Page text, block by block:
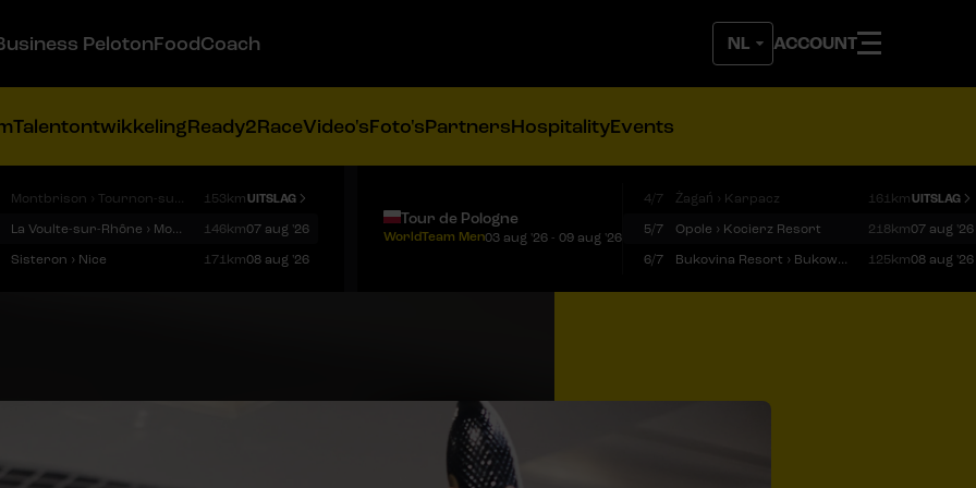
ACCOUNT
PelotonFoodCoach
TalentontwikkelingReady2RaceVideo'sFoto'sPartnersHospitalityEvents
Montbrison › Tournon-sur-Rhône 153kmUITSLAG
La Voulte-sur-Rhône › Mont Ventoux 146km07 aug '26
Sisteron › Nice 171km08 aug '26
Tour de Pologne
WorldTeam Men03 aug '26 - 09 aug '26
4/7 Żagań › Karpacz 161kmUITSLAG
5/7
Opole › Kocierz Resort 218km07 aug '26
6/7
Bukovina Resort › Bukowina Tatrzańska 125km08 aug '26